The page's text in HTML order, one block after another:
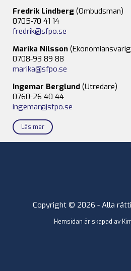
Fredrik Lindberg (Ombudsman)
0705-70 41 14
fredrik@sfpo.se
Marika Nilsson
0708-93 89 88
marika@sfpo.se
Ingemar Berglund (Utredare)
0760-26 40 44
ingemar@sfpo.se
Läs mer
Copyright © 2026 - Alla
Hemsidan är skapad av